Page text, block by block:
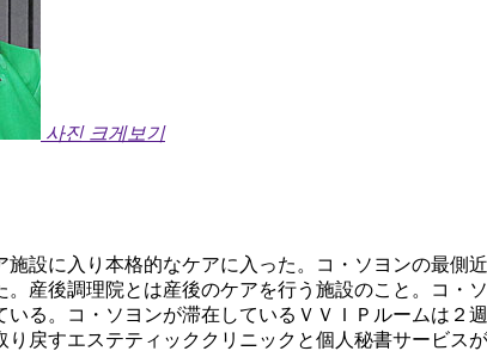
사진 크게보기
施設に入り本格的なケアに入った。コ・ソヨンの最側
。産後調理院とは産後のケアを行う施設のこと。コ・
る。コ・ソヨンが滞在しているＶＶＩＰルームは２
戻すエステティッククリニックと個人秘書サービス